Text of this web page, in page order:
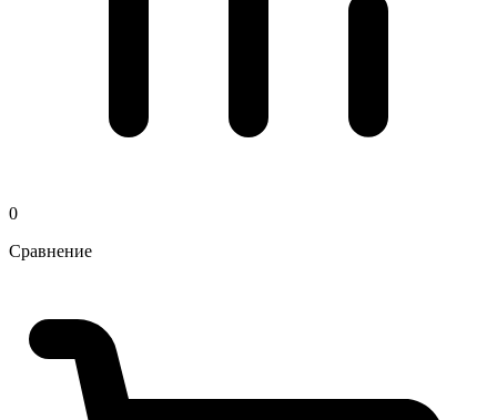
0
Сравнение